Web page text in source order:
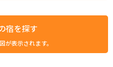
宿を探す
が表示されます。